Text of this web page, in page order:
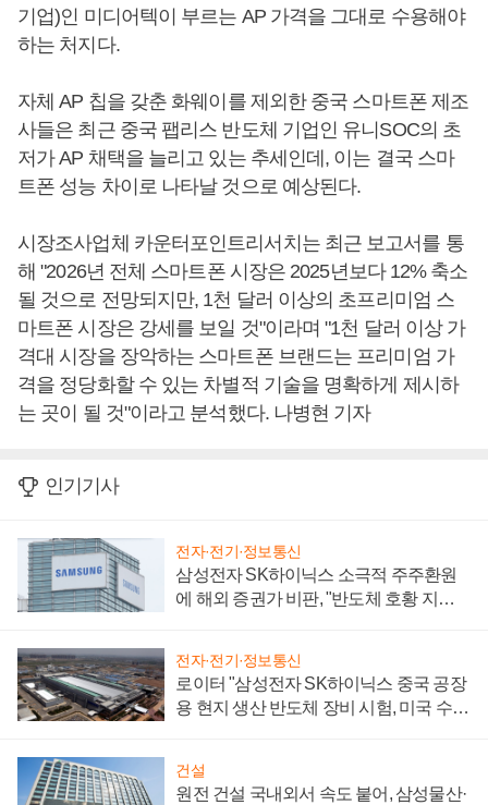
기업)인 미디어텍이 부르는 AP 가격을 그대로 수용해야
하는 처지다.
자체 AP 칩을 갖춘 화웨이를 제외한 중국 스마트폰 제조
사들은 최근 중국 팹리스 반도체 기업인 유니SOC의 초
저가 AP 채택을 늘리고 있는 추세인데, 이는 결국 스마
트폰 성능 차이로 나타날 것으로 예상된다.
시장조사업체 카운터포인트리서치는 최근 보고서를 통
해 "2026년 전체 스마트폰 시장은 2025년보다 12% 축소
될 것으로 전망되지만, 1천 달러 이상의 초프리미엄 스
마트폰 시장은 강세를 보일 것"이라며 "1천 달러 이상 가
격대 시장을 장악하는 스마트폰 브랜드는 프리미엄 가
격을 정당화할 수 있는 차별적 기술을 명확하게 제시하
는 곳이 될 것"이라고 분석했다. 나병현 기자
인기기사
전자·전기·정보통신
삼성전자 SK하이닉스 소극적 주주환원
에 해외 증권가 비판, "반도체 호황 지속
전자·전기·정보통신
로이터 "삼성전자 SK하이닉스 중국 공장
용 현지 생산 반도체 장비 시험, 미국 수출
건설
원전 건설 국내외서 속도 붙어, 삼성물산·